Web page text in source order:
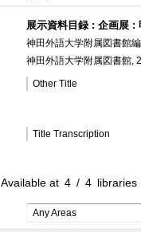
展示資料目録 : 企画展 :
神田外語大学附属図書館
神田外語大学附属図書館,
Other Title
Title Transcription
Available at 4 / 4 libraries
Any Areas